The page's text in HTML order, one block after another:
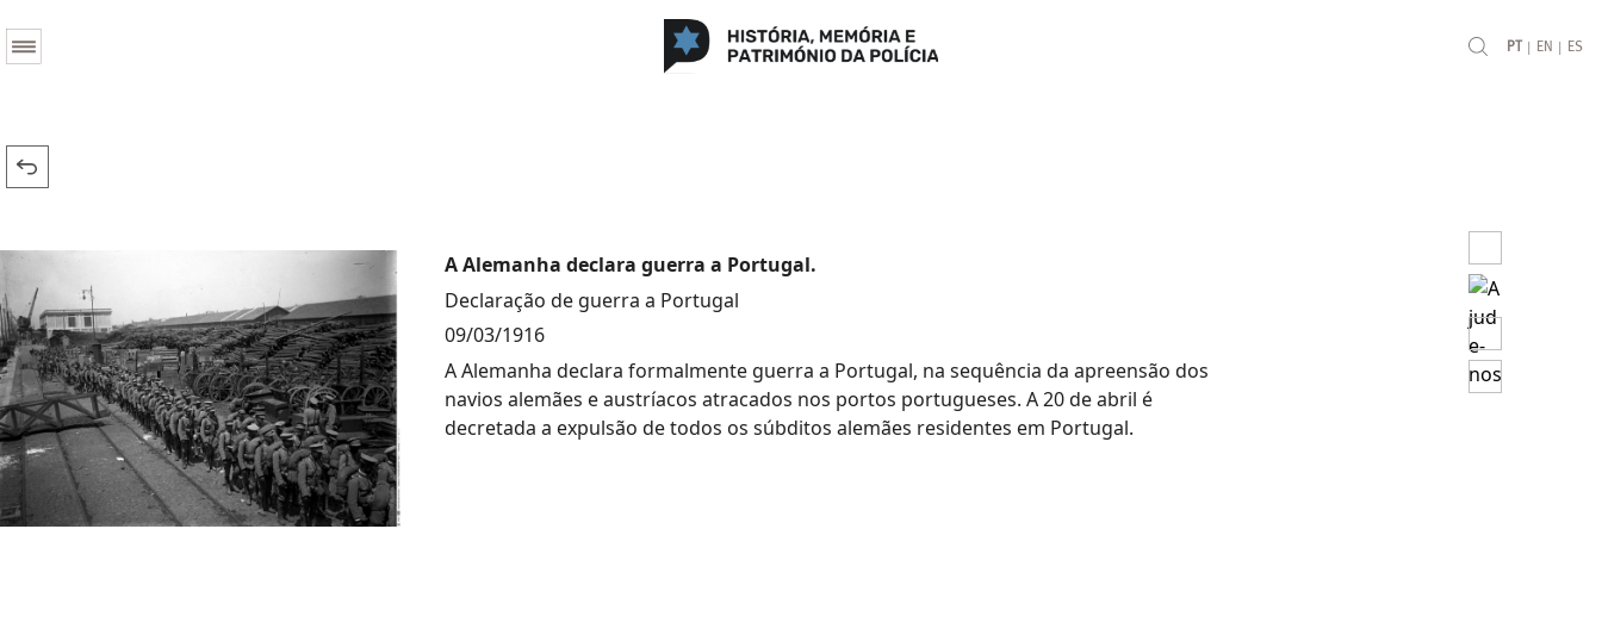
PT | EN | ES
A Alemanha declara guerra a Portugal.
Declaração de guerra a Portugal
09/03/1916
A Alemanha declara formalmente guerra a Portugal, na sequência da apreensão dos
navios alemães e austríacos atracados nos portos portugueses. A 20 de abril é
decretada a expulsão de todos os súbditos alemães residentes em Portugal.